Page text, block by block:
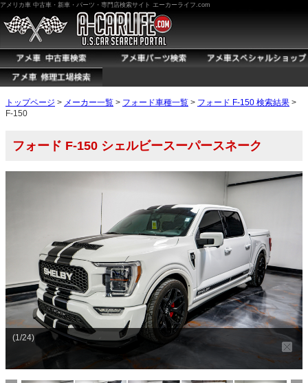
アメリカ車 中古車・新車・パーツ・専門店検索サイト エーカーライフ.com
トップページ > メーカー一覧 > フォード車種一覧 > フォード F-150 検索結果 >
F-150
フォード F-150 シェルビースーパースネーク
(1/24)